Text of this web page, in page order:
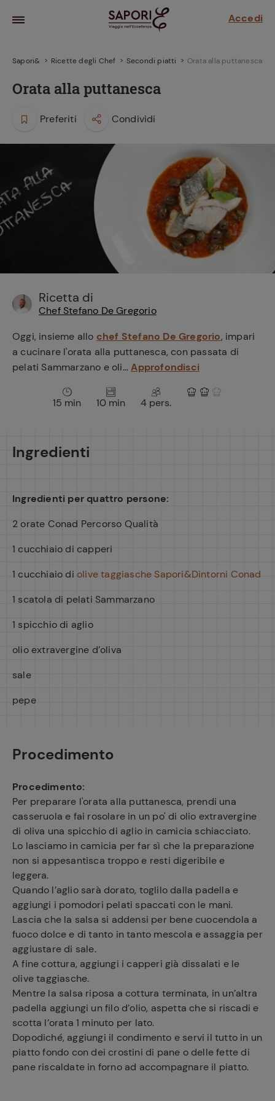
Accedi
la frutta
sensi di
Sapori& Ricette degli Chef Secondi piatti Orata alla puttanesca
Orata alla puttanesca
Preferiti Condividi
Ricetta di
Chef Stefano De Gregorio
Oggi, insieme allo chef Stefano De Gregorio, impari
a cucinare l'orata alla puttanesca, con passata di
pelati Sammarzano e oli...Approfondisci
15 min 10 min 4 pers.
Ingredienti
Ingredienti per quattro persone:
2 orate Conad Percorso Qualità
1 cucchiaio di capperi
1 cucchiaio di olive taggiasche Sapori&Dintorni Conad
1 scatola di pelati Sammarzano
1 spicchio di aglio
olio extravergine d’oliva
sale
pepe
Procedimento
Procedimento:
Per preparare l'orata alla puttanesca, prendi una
casseruola e fai rosolare in un po' di olio extravergine
di oliva una spicchio di aglio in camicia schiacciato.
Lo lasciamo in camicia per far sì che la preparazione
non si appesantisca troppo e resti digeribile e
leggera.
Quando l’aglio sarà dorato, toglilo dalla padella e
aggiungi i pomodori pelati spaccati con le mani.
Lascia che la salsa si addensi per bene cuocendola a
fuoco dolce e di tanto in tanto mescola e assaggia per
aggiustare di sale.
A fine cottura, aggiungi i capperi già dissalati e le
olive taggiasche.
Mentre la salsa riposa a cottura terminata, in un’altra
padella aggiungi un filo d’olio, aspetta che si riscadi e
scotta l’orata 1 minuto per lato.
Dopodiché, aggiungi il condimento e servi il tutto in un
piatto fondo con dei crostini di pane o delle fette di
pane riscaldate in forno ad accompagnare il piatto.